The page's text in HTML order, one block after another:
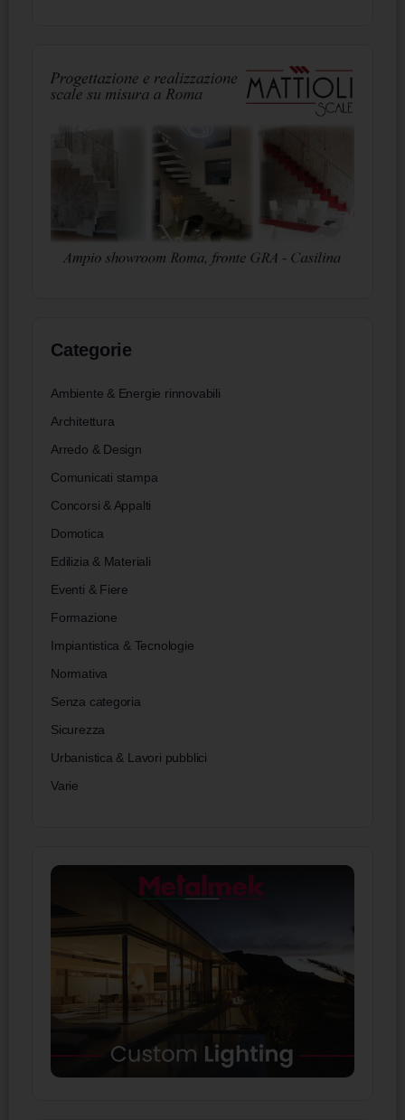
Categorie
Ambiente & Energie rinnovabili
Architettura
Arredo & Design
Comunicati stampa
Concorsi & Appalti
Domotica
Edilizia & Materiali
Eventi & Fiere
Formazione
Impiantistica & Tecnologie
Normativa
Senza categoria
Sicurezza
Urbanistica & Lavori pubblici
Varie